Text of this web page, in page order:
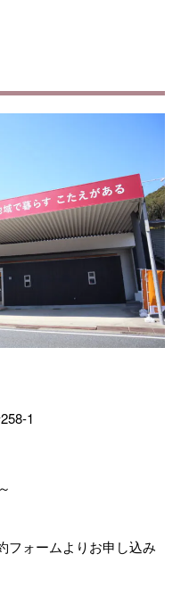
1
フォームよりお申し込み